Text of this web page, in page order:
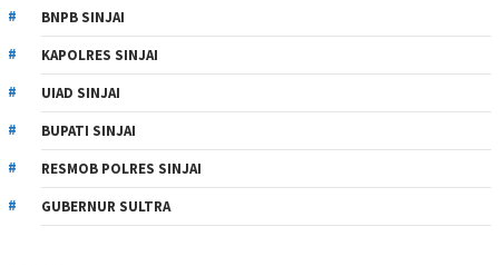
BNPB SINJAI
KAPOLRES SINJAI
UIAD SINJAI
BUPATI SINJAI
RESMOB POLRES SINJAI
GUBERNUR SULTRA